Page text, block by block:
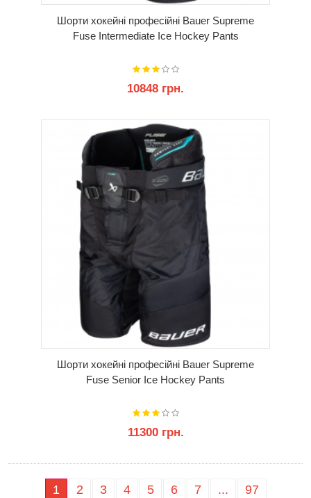
Шорти хокейні професійні Bauer Supreme
Fuse Intermediate Ice Hockey Pants
10848 грн.
КУПИТИ
Шорти хокейні професійні Bauer Supreme
Fuse Senior Ice Hockey Pants
11300 грн.
1 2 3 4 5 6 7 ... 97